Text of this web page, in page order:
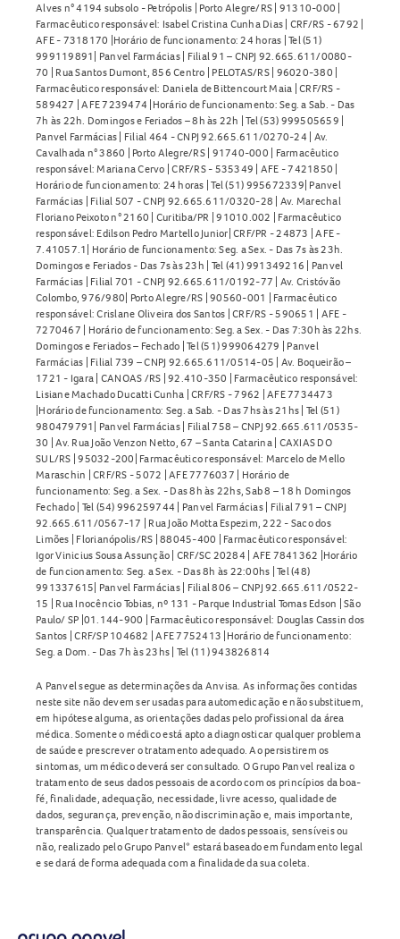
Alves n° 4194 subsolo - Petrópolis | Porto Alegre/RS | 91310-000 |
Farmacêutico responsável: Isabel Cristina Cunha Dias | CRF/RS - 6792 |
AFE - 7318170 |Horário de funcionamento: 24 horas | Tel (51)
999119891| Panvel Farmácias | Filial 91 – CNPJ 92.665.611/0080-
70 | Rua Santos Dumont, 856 Centro | PELOTAS/RS | 96020-380 |
Farmacêutico responsável: Daniela de Bittencourt Maia | CRF/RS -
589427 | AFE 7239474 |Horário de funcionamento: Seg. a Sab. - Das
7h às 22h. Domingos e Feriados – 8h às 22h | Tel (53) 999505659 |
Panvel Farmácias | Filial 464 - CNPJ 92.665.611/0270-24 | Av.
Cavalhada n° 3860 | Porto Alegre/RS | 91740-000 | Farmacêutico
responsável: Mariana Cervo | CRF/RS - 535349 | AFE - 7421850 |
Horário de funcionamento: 24 horas | Tel (51) 995672339| Panvel
Farmácias | Filial 507 - CNPJ 92.665.611/0320-28 | Av. Marechal
Floriano Peixoto n° 2160 | Curitiba/PR | 91010.002 | Farmacêutico
responsável: Edilson Pedro Martello Junior| CRF/PR - 24873 | AFE -
7.41057.1| Horário de funcionamento: Seg. a Sex. - Das 7s às 23h.
Domingos e Feriados - Das 7s às 23h | Tel (41) 991349216 | Panvel
Farmácias | Filial 701 - CNPJ 92.665.611/0192-77 | Av. Cristóvão
Colombo, 976/980| Porto Alegre/RS | 90560-001 | Farmacêutico
responsável: Crislane Oliveira dos Santos | CRF/RS - 590651 | AFE -
7270467 | Horário de funcionamento: Seg. a Sex. - Das 7:30h às 22hs.
Domingos e Feriados – Fechado | Tel (51) 999064279 | Panvel
Farmácias | Filial 739 – CNPJ 92.665.611/0514-05 | Av. Boqueirão –
1721 - Igara | CANOAS /RS | 92.410-350 | Farmacêutico responsável:
Lisiane Machado Ducatti Cunha | CRF/RS - 7962 | AFE 7734473
|Horário de funcionamento: Seg. a Sab. - Das 7hs às 21hs | Tel (51)
980479791| Panvel Farmácias | Filial 758 – CNPJ 92.665.611/0535-
30 | Av. Rua João Venzon Netto, 67 – Santa Catarina | CAXIAS DO
SUL/RS | 95032-200| Farmacêutico responsável: Marcelo de Mello
Maraschin | CRF/RS - 5072 | AFE 7776037 | Horário de
funcionamento: Seg. a Sex. - Das 8h às 22hs, Sab 8 – 18 h Domingos
Fechado | Tel (54) 996259744 | Panvel Farmácias | Filial 791 – CNPJ
92.665.611/0567-17 | Rua João Motta Espezim, 222 - Saco dos
Limões | Florianópolis/RS | 88045-400 | Farmacêutico responsável:
Igor Vinicius Sousa Assunção | CRF/SC 20284 | AFE 7841362 |Horário
de funcionamento: Seg. a Sex. - Das 8h às 22:00hs | Tel (48)
991337615| Panvel Farmácias | Filial 806 – CNPJ 92.665.611/0522-
15 | Rua Inocêncio Tobias, nº 131 - Parque Industrial Tomas Edson | São
Paulo/ SP |01.144-900 | Farmacêutico responsável: Douglas Cassin dos
Santos | CRF/SP 104682 | AFE 7752413 |Horário de funcionamento:
Seg. a Dom. - Das 7h às 23hs | Tel (11) 943826814
A Panvel segue as determinações da Anvisa. As informações contidas
neste site não devem ser usadas para automedicação e não substituem,
em hipótese alguma, as orientações dadas pelo profissional da área
médica. Somente o médico está apto a diagnosticar qualquer problema
de saúde e prescrever o tratamento adequado. Ao persistirem os
sintomas, um médico deverá ser consultado. O Grupo Panvel realiza o
tratamento de seus dados pessoais de acordo com os princípios da boa-
fé, finalidade, adequação, necessidade, livre acesso, qualidade de
dados, segurança, prevenção, não discriminação e, mais importante,
transparência. Qualquer tratamento de dados pessoais, sensíveis ou
não, realizado pelo Grupo Panvel* estará baseado em fundamento legal
e se dará de forma adequada com a finalidade da sua coleta.